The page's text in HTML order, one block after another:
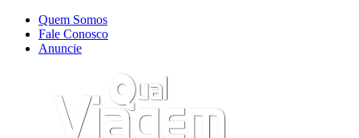
Quem Somos
Fale Conosco
Anuncie